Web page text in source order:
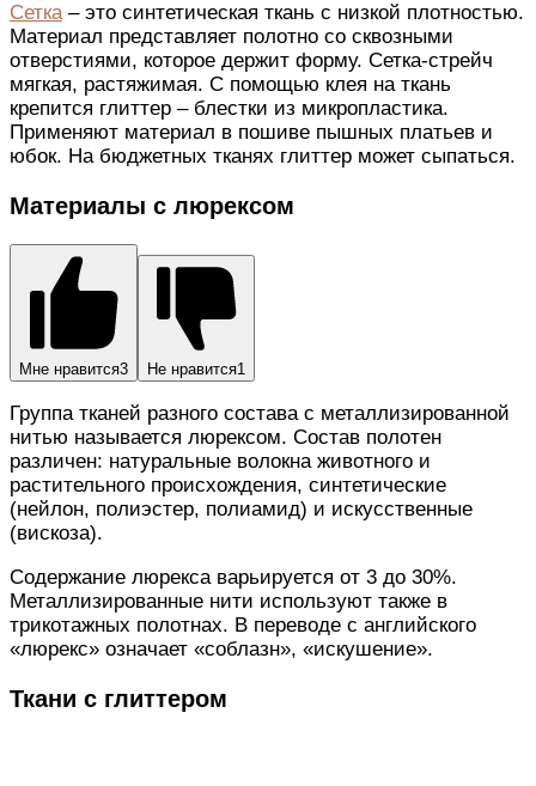
Сетка– это синтетическая ткань с низкой плотностью.
Материал представляет полотно со сквозными
отверстиями, которое держит форму. Сетка-стрейч
мягкая, растяжимая. С помощью клея на ткань
крепится глиттер – блестки из микропластика.
Применяют материал в пошиве пышных платьев и
юбок. На бюджетных тканях глиттер может сыпаться.
Материалы с люрексом
Мне нравится3 Не нравится1
Группа тканей разного состава с металлизированной
нитью называется люрексом. Состав полотен
различен: натуральные волокна животного и
растительного происхождения, синтетические
(нейлон, полиэстер, полиамид) и искусственные
(вискоза).
Содержание люрекса варьируется от 3 до 30%.
Металлизированные нити используют также в
трикотажных полотнах. В переводе с английского
«люрекс» означает «соблазн», «искушение».
Ткани с глиттером